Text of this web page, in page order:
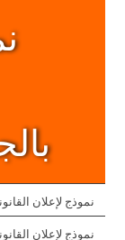
نموذج لإعلان
نموذج لإعلان